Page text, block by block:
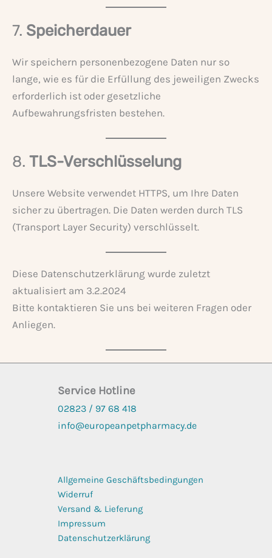
7. Speicherdauer
Wir speichern personenbezogene Daten nur so
lange, wie es für die Erfüllung des jeweiligen Zwecks
erforderlich ist oder gesetzliche
Aufbewahrungsfristen bestehen.
8. TLS-Verschlüsselung
Unsere Website verwendet HTTPS, um Ihre Daten
sicher zu übertragen. Die Daten werden durch TLS
(Transport Layer Security) verschlüsselt.
Diese Datenschutzerklärung wurde zuletzt
aktualisiert am 3.2.2024
Bitte kontaktieren Sie uns bei weiteren Fragen oder
Anliegen.
Service Hotline
02823 / 97 68 418
info@europeanpetpharmacy.de
Allgemeine Geschäftsbedingungen
Widerruf
Versand & Lieferung
Impressum
Datenschutzerklärung